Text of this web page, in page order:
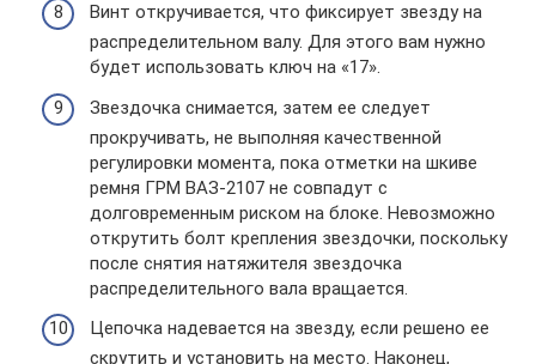
Винт откручивается, что фиксирует звезду на
распределительном валу. Для этого вам нужно
будет использовать ключ на «17».
Звездочка снимается, затем ее следует
прокручивать, не выполняя качественной
регулировки момента, пока отметки на шкиве
ремня ГРМ ВАЗ-2107 не совпадут с
долговременным риском на блоке. Невозможно
открутить болт крепления звездочки, поскольку
после снятия натяжителя звездочка
распределительного вала вращается.
Цепочка надевается на звезду, если решено ее
скрутить и установить на место. Наконец,